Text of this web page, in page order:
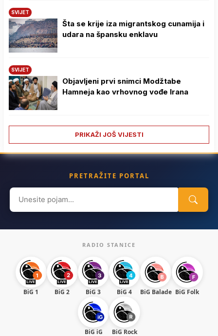
SVIJET
Šta se krije iza migrantskog cunamija i
udara na špansku enklavu
SVIJET
Objavljeni prvi snimci Modžtabe
Hamneja kao vrhovnog vođe Irana
PRIKAŽI JOŠ VIJESTI
PRETRAŽITE PORTAL
Search
for:
RADIO STANICE
BiG 1 BiG 2 BiG 3 BiG 4 BiG Balade BiG Folk
BiG iG BiG Rock